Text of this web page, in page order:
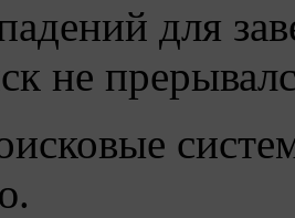
для
не